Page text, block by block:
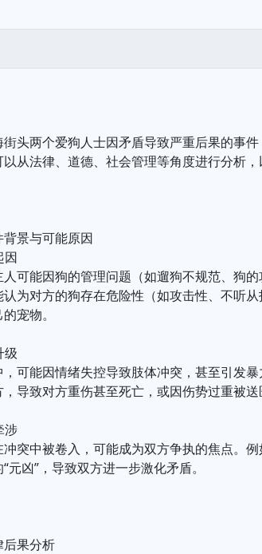
街头两个爱狗人士因矛盾导致严重后果的事
从法律、道德、社会管理等角度进行分析
景与可能原因
因
可能因狗的管理问题（如遛狗不规范、狗
认为对方的狗存在危险性（如攻击性、不听
宠物。
级
可能因情绪失控导致肢体冲突，甚至引发
导致对方重伤甚至死亡，或因伤势过重被送
涉
冲突中被卷入，可能成为双方争执的焦点。
元凶”，导致双方进一步激化矛盾。
后果分析